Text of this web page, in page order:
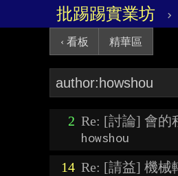
批踢踢實業坊 ›
‹ 看板 精華區
2 Re: [討論] 會的
howshou
14 Re: [請益] 機械